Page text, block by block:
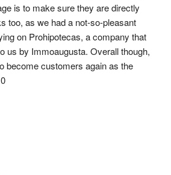
is to make sure they are directly
too, as we had a not-so-pleasant
on Prohipotecas, a company that
us by Immoaugusta. Overall though,
become customers again as the